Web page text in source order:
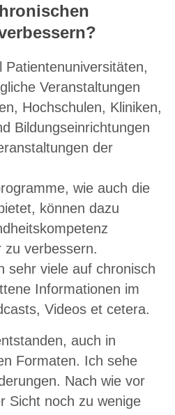
Patientenuniversitäten,
Veranstaltungen
Hochschulen, Kliniken,
Bildungseinrichtungen
der
wie auch die
können dazu
zu verbessern.
sehr viele auf chronisch
Informationen im
Videos et cetera.
auch in
Formaten. Ich sehe
Nach wie vor
Sicht noch zu wenige